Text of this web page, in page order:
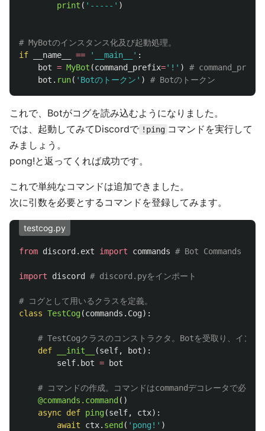
print ( ' ----- ' )
if
__name__ == ' __main__ ' :
bot = MyBot (command_prefix=' ! ' )
bot . run( ' Botのトークン ' )
これで、Botがコグを読み込むようになりました。
では、起動してみてDiscordで !ping コマンドを実行して
みましょう。
pong!と返ってくれば成功です。
これで単純なコマンドは追加できました。
次に引数を必要とするコマンドを登録してみます。
testcog.py
from discord.ext import commands
import discord
class TestCog(commands . Cog):
def __init__ (self, bot):
self. bot = bot
@commands.command ()
async def ping(self, ctx):
await
ctx. send ( ' pong! ' )